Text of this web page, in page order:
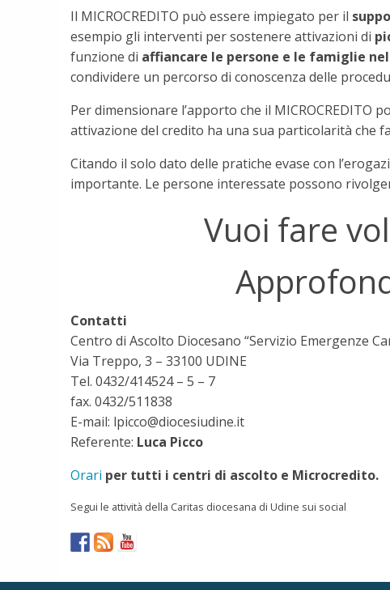
Il MICROCREDITO può essere impiegato per il
esempio gli interventi per sostenere attivazioni di
funzione di affiancare le persone e le famiglie
condividere un percorso di conoscenza delle
Per dimensionare l’apporto che il
attivazione del credito ha una sua particolarità che
Citando il solo dato delle pratiche evase con
importante. Le persone interessate possono
Vuoi fare
Contatti
Centro di Ascolto Diocesano “Servizio Emergenze
Via Treppo, 3 – 33100 UDINE
Tel. 0432/414524 – 5 – 7
fax. 0432/511838
E-mail: lpicco@diocesiudine.it
Referente: Luca Picco
Orari per tutti i centri di ascolto e Microcredito.
Segui le attività della Caritas diocesana di Udine sui social